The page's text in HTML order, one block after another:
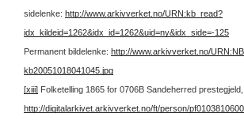
sidelenke: http://www.arkivverket.no/URN:kb_read?
idx_kildeid=1262&idx_id=1262&uid=ny&idx_side=-125
Permanent bildelenke: http://www.arkivverket.no/
kb20051018041045.jpg
[xiii] Folketelling 1865 for 0706B Sandeherred
http://digitalarkivet.arkivverket.no/ft/person/